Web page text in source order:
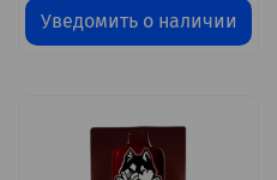
Уведомить о наличии